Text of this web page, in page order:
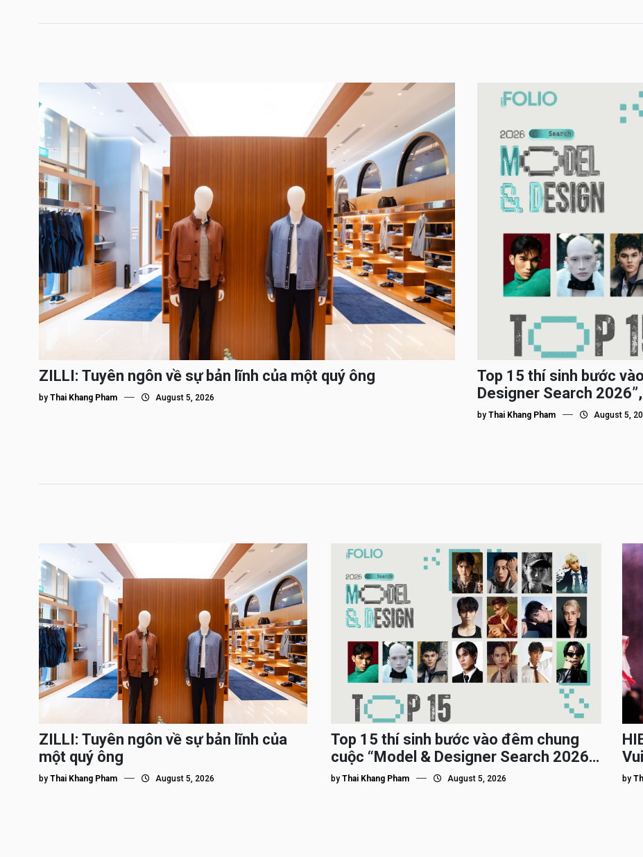
ZILLI: Tuyên ngôn về sự bản lĩnh của một quý ông
by Thai Khang Pham August 5, 2026
Top 15 thí sinh bước
Designer Search
by Thai Khang Pham August 5,
ZILLI: Tuyên ngôn về sự bản lĩnh của
một quý ông
by Thai Khang Pham August 5, 2026
Top 15 thí sinh bước vào đêm chung
cuộc “Model & Designer Search 2026”,
họ là ai?
by Thai Khang Pham August 5, 2026 by